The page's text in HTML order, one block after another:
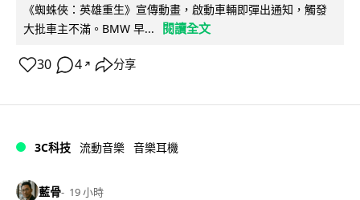
《蜘蛛俠：英雄重生》宣傳動畫，啟動車輛即彈出通知，觸發
大批車主不滿。BMW 早...
閱讀全文
30 4 ↗ 分享
3C科技 流動音樂 音樂耳機
藍骨 19 小時